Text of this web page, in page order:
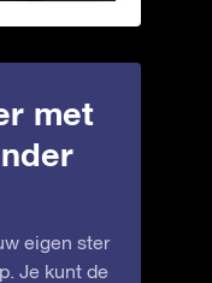
met
eigen ster
Je kunt de